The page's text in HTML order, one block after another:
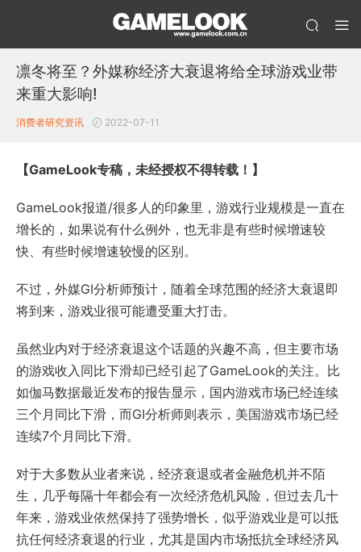
凛冬将至？外媒称经济大衰退将给全球游戏业带
来重大影响!
消费者研究资讯 2022-07-11
【GameLook专稿，未经授权不得转载！】
GameLook报道/很多人的印象里，游戏行业规模是一直在
增长的，如果说有什么例外，也无非是有些时候增速较
快、有些时候增速较慢的区别。
不过，外媒GI分析师预计，随着全球范围的经济大衰退即
将到来，游戏业很可能遭受重大打击。
虽然业内对于经济衰退这个话题的兴趣不高，但主要市场
的游戏收入同比下滑却已经引起了GameLook的关注。比
如伽马数据最近发布的报告显示，国内游戏市场已经连续
三个月同比下滑，而GI分析师则表示，美国游戏市场已经
连续7个月同比下滑。
对于大多数从业者来说，经济衰退或者金融危机并不陌
生，几乎每隔十年都会有一次经济危机风险，但过去几十
年来，游戏业依然保持了强势增长，似乎游戏业是可以抵
抗任何经济衰退的行业，尤其是国内市场抵抗全球经济风